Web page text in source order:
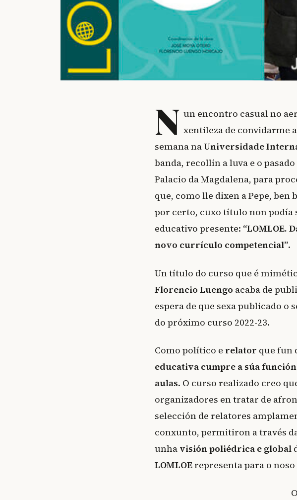
N un encontro casual no
xentileza de convidarme
semana naUniversidade
banda, recollín a luva e o
Palacio da Magdalena, para
que, como lle dixen a Pepe,
por certo, cuxo título non podía
educativo presente: “LOMLOE.
novo currículo competencial”.
Un título do curso que é
Florencio Luengo acaba de
espera de que sexa publicado
do próximo curso 2022-23.
Como político e relator que fun
educativa cumpre a súa
aulas. O curso realizado creo
organizadores en tratar de
selección de relatores
conxunto, permitiron a través
unha visión poliédrica e global
LOMLOE representa para o